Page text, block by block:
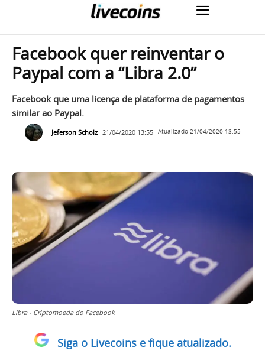
Facebook quer reinventar o
Paypal com a “Libra 2.0”
Facebook que uma licença de plataforma de pagamentos
similar ao Paypal.
Jeferson Scholz 21/04/2020 13:55 Atualizado 21/04/2020 13:55
Libra - Criptomoeda do Facebook
Siga o Livecoins e fique atualizado.